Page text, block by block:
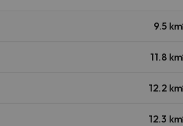
9.5 km
11.8 km
12.2 km
12.3 km